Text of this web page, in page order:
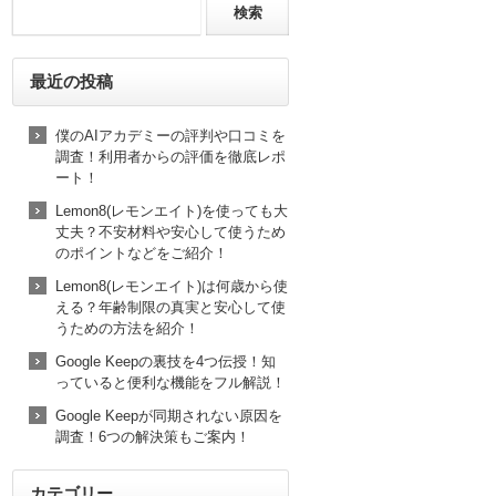
最近の投稿
僕のAIアカデミーの評判や口コミを
調査！利用者からの評価を徹底レポ
ート！
Lemon8(レモンエイト)を使っても大
丈夫？不安材料や安心して使うため
のポイントなどをご紹介！
Lemon8(レモンエイト)は何歳から使
える？年齢制限の真実と安心して使
うための方法を紹介！
Google Keepの裏技を4つ伝授！知
っていると便利な機能をフル解説！
Google Keepが同期されない原因を
調査！6つの解決策もご案内！